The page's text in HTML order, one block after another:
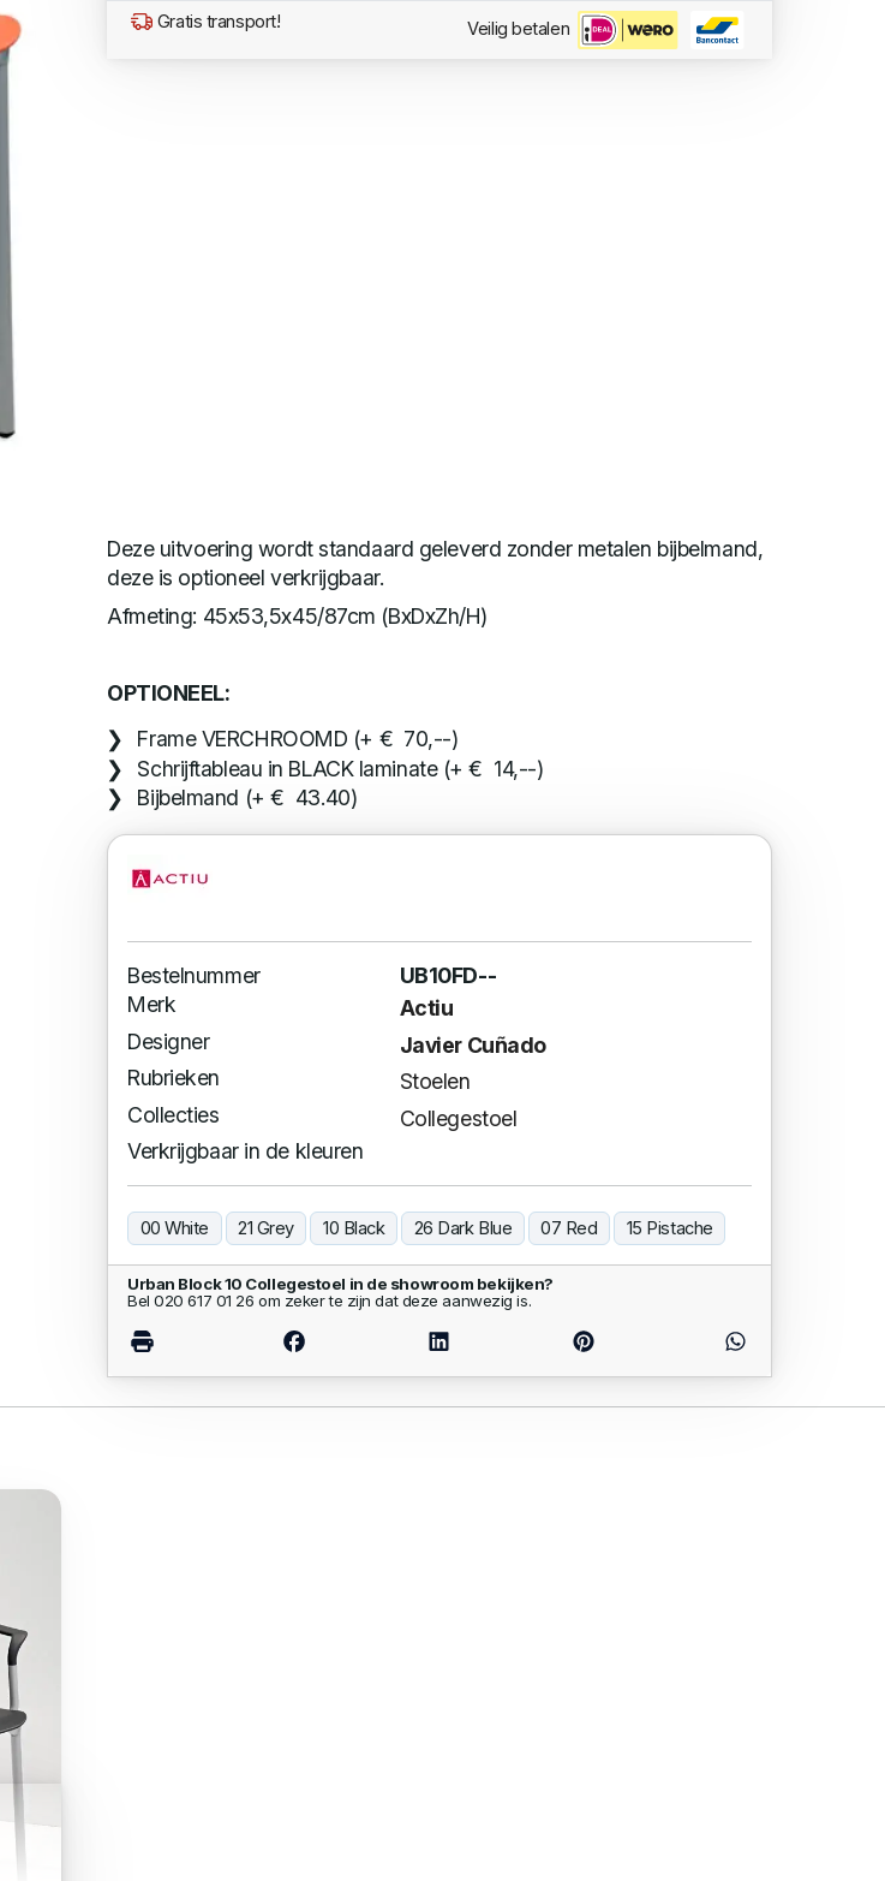
Gratis transport! Veilig betalen
Deze uitvoering wordt standaard geleverd zonder metalen bijbelmand,
deze is optioneel verkrijgbaar.
Afmeting: 45x53,5x45/87cm (BxDxZh/H)
OPTIONEEL:
Frame VERCHROOMD (+ € 70,--)
Schrijftableau in BLACK laminate (+ € 14,--)
Bijbelmand (+ € 43.40)
Bestelnummer
UB10FD--
Merk
Actiu
Designer
Javier Cuñado
Rubrieken
Stoelen
Collecties
Collegestoel
Verkrijgbaar in de kleuren
00 White 21 Grey 10 Black 26 Dark Blue 07 Red 15 Pistache
Urban Block 10 Collegestoel in de showroom bekijken?
Bel 020 617 01 26 om zeker te zijn dat deze aanwezig is.